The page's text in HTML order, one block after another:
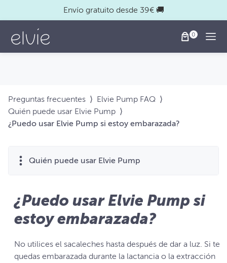
Envío gratuito desde 39€ 🚚
Preguntas frecuentes ⟩ Elvie Pump FAQ ⟩
Quién puede usar Elvie Pump ⟩
¿Puedo usar Elvie Pump si estoy embarazada?
Quién puede usar Elvie Pump
¿Puedo usar Elvie Pump si
estoy embarazada?
No utilices el sacaleches hasta después de dar a luz. Si te
quedas embarazada durante la lactancia o la extracción